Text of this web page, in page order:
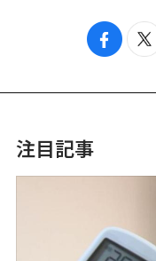
注目記事